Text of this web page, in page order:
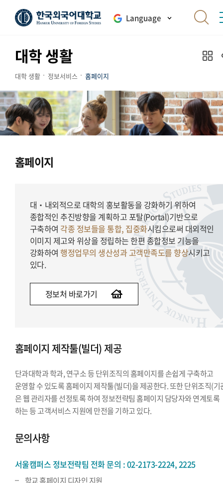
Language
대학 생활
대학 생활 정보서비스 홈페이지
홈페이지
대‧내외적으로 대학의 홍보활동을 강화하기 위하여
종합적인 추진방향을 계획하고 포탈(Portal)기반으로
구축하여 각종 정보들을 통합, 집중화시킴으로써 대외적인
이미지 제고와 위상을 정립하는 한편 종합정보 기능을
강화하여행정업무의 생산성과 고객만족도를 향상시키고
있다.
정보처 바로가기
홈페이지 제작툴(빌더) 제공
단과대학과 학과, 연구소 등 단위조직의 홈페이지를 손쉽게 구축하고
운영할 수 있도록 홈페이지 제작툴(빌더)을 제공한다. 또한 단위조직(기
은 웹 관리자를 선정토록 하여 정보전략팀 홈페이지 담당자와 연계토록
하는 등 고객서비스 지원에 만전을 기하고 있다.
문의사항
서울캠퍼스 정보전략팀 전화 문의 : 02-2173-2224, 2225
학교 홈페이지 디자인 지원